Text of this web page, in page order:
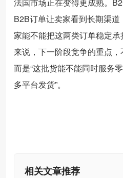
B2B订单让卖家看到长期渠
家能不能把这两类订单稳定
来说，下一阶段竞争的重点，
而是“这批货能不能同时服务
多平台发货”。
相关文章推荐